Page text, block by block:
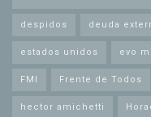
despidos deuda
estados unidos evo
FMI Frente de Todos
hector amichetti